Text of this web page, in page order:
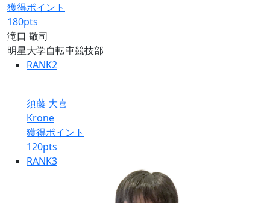
獲得ポイント
180pts
滝口 敬司
明星大学自転車競技部
RANK2
須藤 大喜
Krone
獲得ポイント
120pts
RANK3